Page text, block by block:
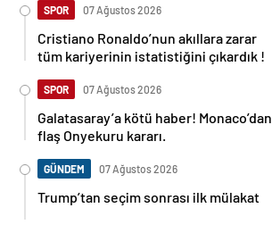
SPOR 07 Ağustos 2026
Cristiano Ronaldo’nun akıllara zarar
tüm kariyerinin istatistiğini çıkardık !
SPOR 07 Ağustos 2026
Galatasaray’a kötü haber! Monaco’dan
flaş Onyekuru kararı.
GÜNDEM 07 Ağustos 2026
Trump’tan seçim sonrası ilk mülakat